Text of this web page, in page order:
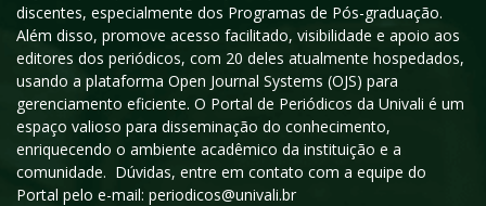
discentes, especialmente dos Programas de Pós-graduação.
Além disso, promove acesso facilitado, visibilidade e apoio aos
editores dos periódicos, com 20 deles atualmente hospedados,
usando a plataforma Open Journal Systems (OJS) para
gerenciamento eficiente. O Portal de Periódicos da Univali é um
espaço valioso para disseminação do conhecimento,
enriquecendo o ambiente acadêmico da instituição e a
comunidade. Dúvidas, entre em contato com a equipe do
Portal pelo e-mail: periodicos@univali.br